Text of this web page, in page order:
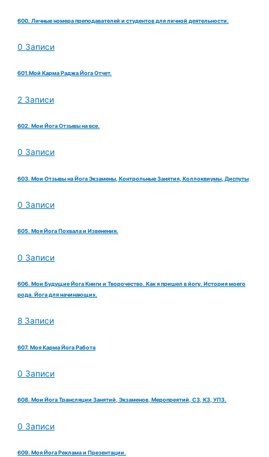
600. Личные номера преподавателей и студентов для личной деятельности.
0 Записи
601.Мой Карма Раджа Йога Отчет.
2 Записи
602. Мои Йога Отзывы на все.
0 Записи
603. Мои Отзывы на Йога Экзамены, Контрольные Занятия, Коллоквиумы, Диспуты
0 Записи
605. Моя Йога Похвала и Извенения.
0 Записи
606. Мои Будущие Йога Книги и Творочество. Как я пришел в йогу. История моего
рода. Йога для начинающих.
8 Записи
607. Моя Карма Йога Работа
0 Записи
608. Мои Йога Трансляции Занятий, Экзаменов, Меропреятий, СЗ, КЗ, УПЗ.
0 Записи
609. Моя Йога Реклама и Презентации.